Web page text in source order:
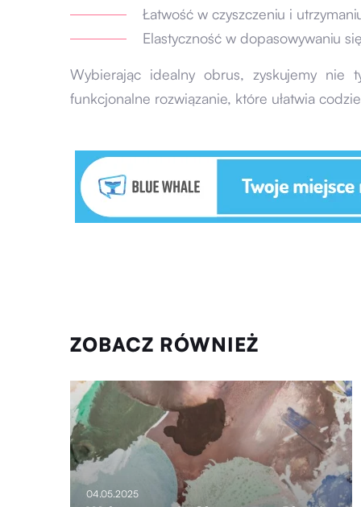
Łatwość w czyszczeniu i
Elastyczność w dopasowywaniu
Wybierając idealny obrus, zyskujemy nie
funkcjonalne rozwiązanie, które ułatwia
ZOBACZ RÓWNIEŻ
04.05.2025